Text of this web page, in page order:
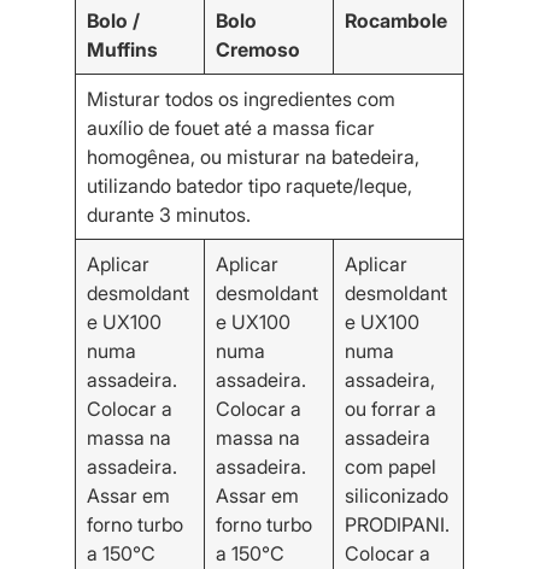
Bolo /
Muffins
Bolo
Cremoso
Rocambole
Misturar todos os ingredientes com
auxílio de fouet até a massa ficar
homogênea, ou misturar na batedeira,
utilizando batedor tipo raquete/leque,
durante 3 minutos.
Aplicar
desmoldant
e UX100
numa
assadeira.
Colocar a
massa na
assadeira.
Assar em
forno turbo
a 150°C
Aplicar
desmoldant
e UX100
numa
assadeira.
Colocar a
massa na
assadeira.
Assar em
forno turbo
a 150°C
Aplicar
desmoldant
e UX100
numa
assadeira,
ou forrar a
assadeira
com papel
siliconizado
PRODIPANI.
Colocar a